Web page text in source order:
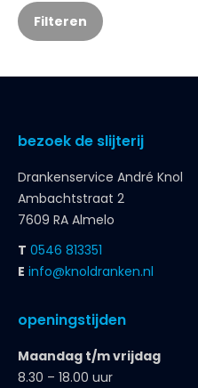
Filteren
bezoek de slijterij
Drankenservice André Knol
Ambachtstraat 2
7609 RA Almelo
T 0546 813351
E info@knoldranken.nl
openingstijden
Maandag t/m vrijdag
8.30 – 18.00 uur